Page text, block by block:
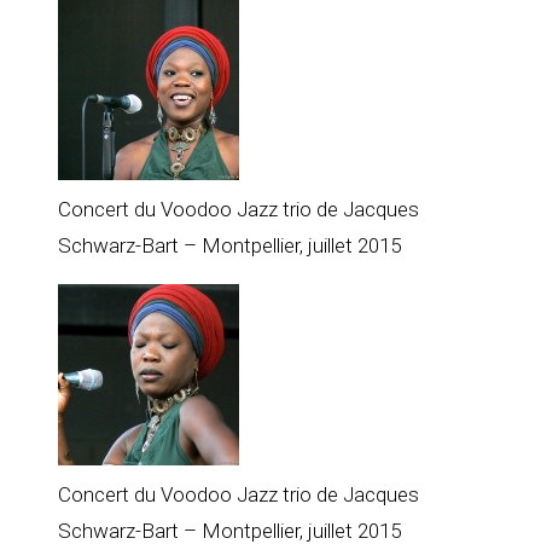
Concert du Voodoo Jazz trio de Jacques
Schwarz-Bart – Montpellier, juillet 2015
Concert du Voodoo Jazz trio de Jacques
Schwarz-Bart – Montpellier, juillet 2015